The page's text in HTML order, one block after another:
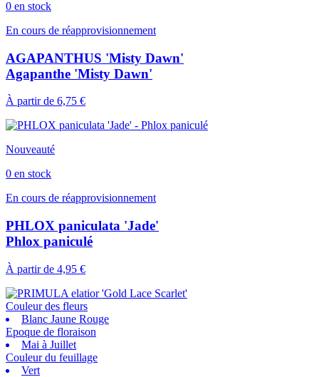
0 en stock
En cours de réapprovisionnement
AGAPANTHUS 'Misty Dawn'
Agapanthe 'Misty Dawn'
À partir de 6,75 €
Nouveauté
0 en stock
En cours de réapprovisionnement
PHLOX paniculata 'Jade'
Phlox paniculé
À partir de 4,95 €
Couleur des fleurs
Blanc Jaune Rouge
Epoque de floraison
Mai à Juillet
Couleur du feuillage
Vert